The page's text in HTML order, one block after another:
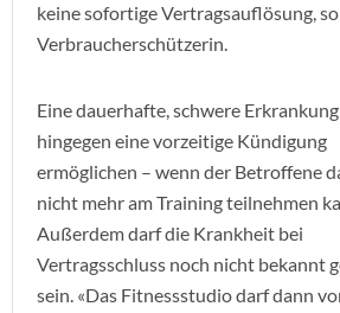
keine sofortige Vertragsauflösung,
Verbraucherschützerin.
Eine dauerhafte, schwere
hingegen eine vorzeitige Kündigung
ermöglichen – wenn der Betroffene
nicht mehr am Training teilnehmen
Außerdem darf die Krankheit bei
Vertragsschluss noch nicht bekannt
sein. «Das Fitnessstudio darf dann